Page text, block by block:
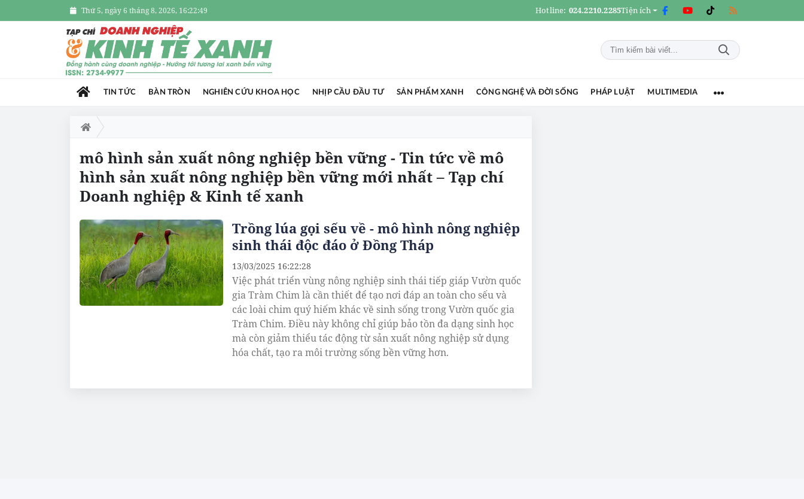
Thứ 5, ngày 6 tháng 8, 2026, 16:22:49 Hotline: 024.2210.2285Tiện ích
TIN TỨC BÀN TRÒN NGHIÊN CỨU KHOA HỌC NHỊP CẦU ĐẦU TƯ SẢN PHẨM XANH CÔNG NGHỆ VÀ ĐỜI SỐNG PHÁP LUẬT MULTIMEDIA
mô hình sản xuất nông nghiệp bền vững - Tin tức về mô
hình sản xuất nông nghiệp bền vững mới nhất – Tạp chí
Doanh nghiệp & Kinh tế xanh
Trồng lúa gọi sếu về - mô hình nông nghiệp
sinh thái độc đáo ở Đồng Tháp
Việc phát triển vùng nông nghiệp sinh thái tiếp giáp Vườn quốc
gia Tràm Chim là cần thiết để tạo nơi đáp an toàn cho sếu và
các loài chim quý hiếm khác về sinh sống trong Vườn quốc gia
Tràm Chim. Điều này không chỉ giúp bảo tồn đa dạng sinh học
mà còn giảm thiểu tác động từ sản xuất nông nghiệp sử dụng
hóa chất, tạo ra môi trường sống bền vững hơn.
13/03/2025 16:22:28